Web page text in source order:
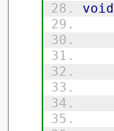
void